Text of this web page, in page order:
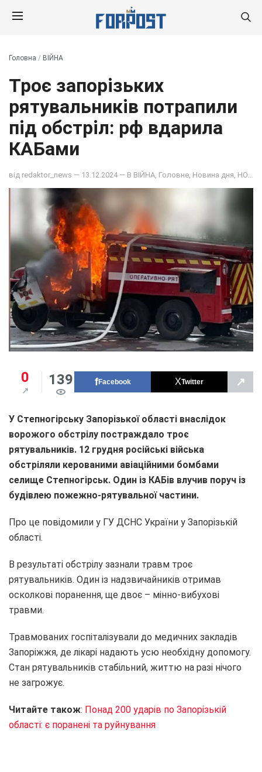
Головна / ВІЙНА
Троє запорізьких
рятувальників потрапили
під обстріл: рф вдарила
КАБами
від redaktor_news — 13.12.2024 — В ВІЙНА Головне Новина дня НОВИНИ
0 139 Facebook Twitter ↗
У Степногірську Запорізької області внаслідок
ворожого обстрілу постраждало троє
рятувальників. 12 грудня російські війська
обстріляли керованими авіаційними бомбами
селище Степногірськ. Один із КАБів влучив поруч із
будівлею пожежно-рятувальної частини.
Про це повідомили у ГУ ДСНС України у Запорізькій
області.
В результаті обстрілу зазнали травм троє
рятувальників. Один із надзвичайників отримав
осколкові поранення, ще двоє – мінно-вибухові
травми.
Травмованих госпіталізували до медичних закладів
Запоріжжя, де лікарі надають усю необхідну допомогу.
Стан рятувальників стабільний, життю на разі нічого
не загрожує.
Читайте також: Понад 200 ударів по Запорізькій
області: є поранені та руйнування